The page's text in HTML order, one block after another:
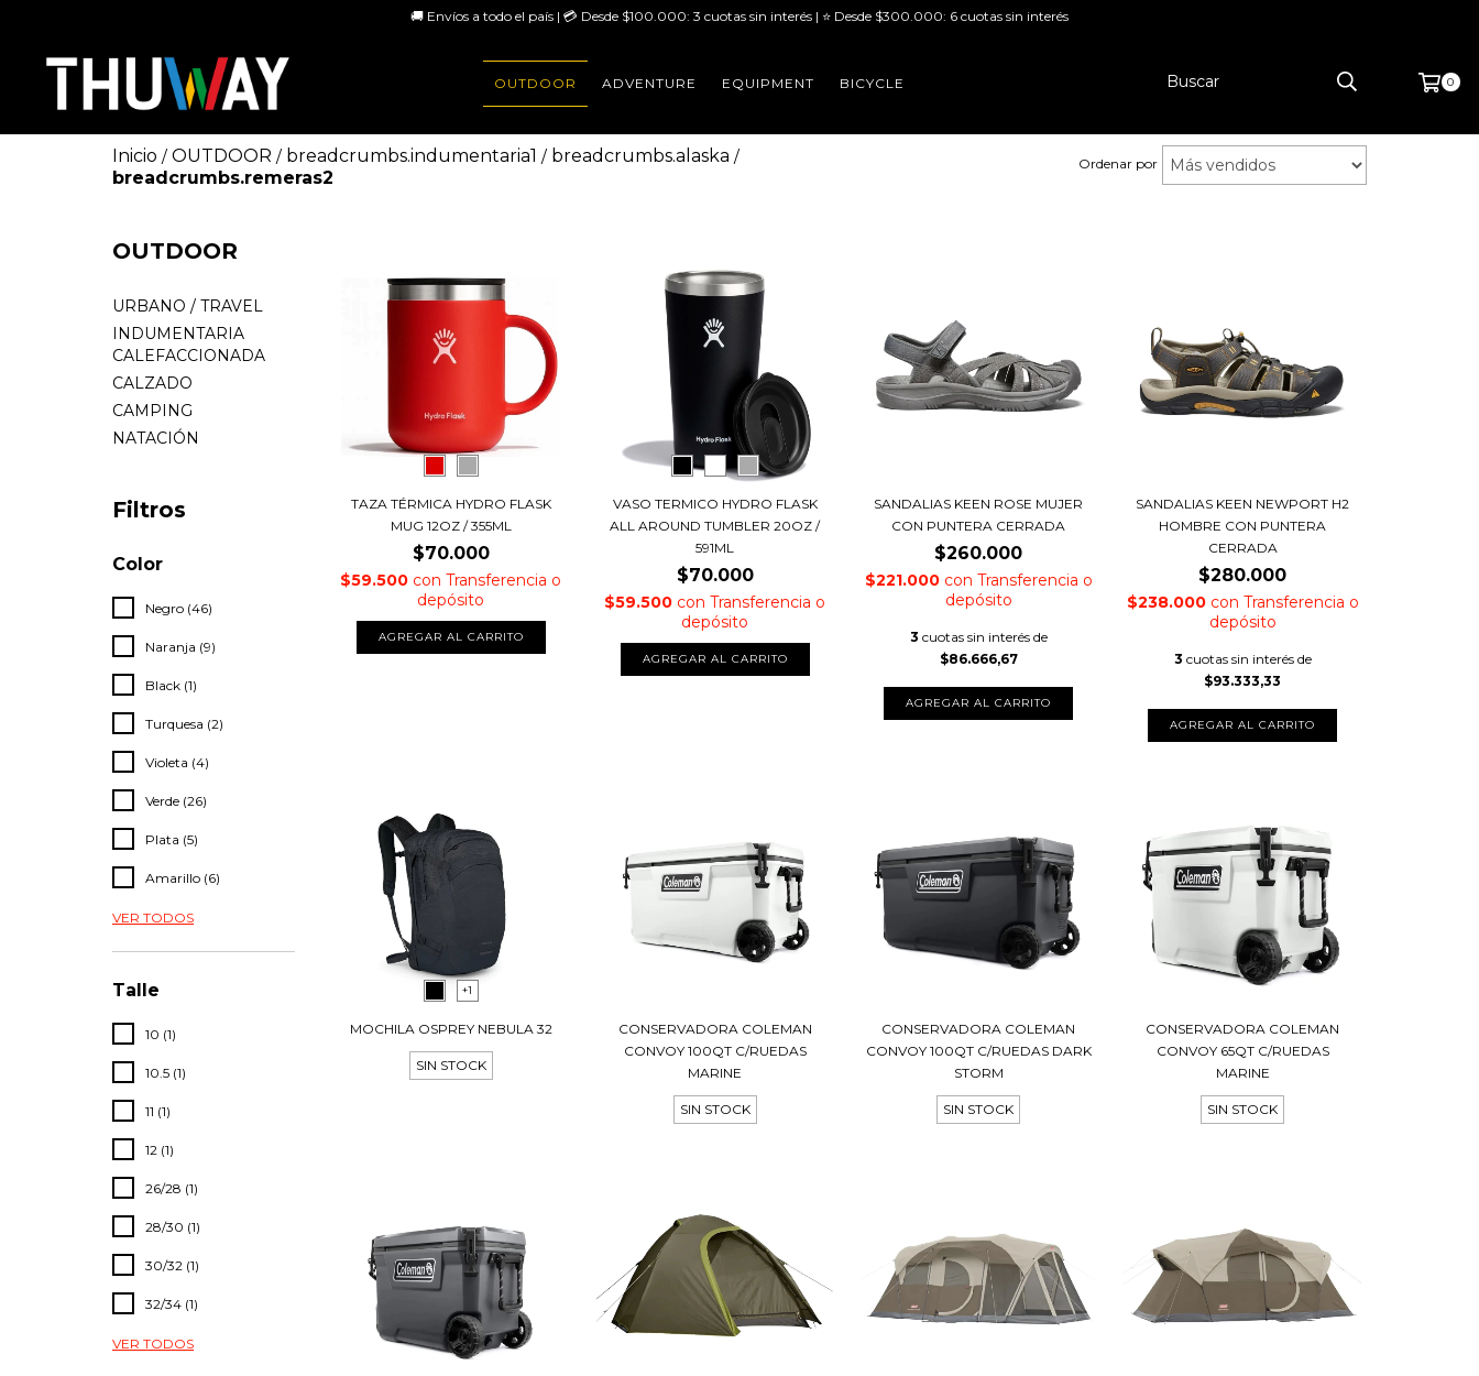
🚚 Envíos a todo el país | 💳 Desde $100.000: 3 cuotas sin interés | ⭐ Desde $300.000: 6 cuotas sin interés
OUTDOOR ADVENTURE EQUIPMENT BICYCLE 0
Inicio / OUTDOOR / breadcrumbs.indumentaria1 / breadcrumbs.alaska /
breadcrumbs.remeras2
Ordenar por
OUTDOOR
URBANO / TRAVEL
INDUMENTARIA
CALEFACCIONADA
CALZADO
CAMPING
NATACIÓN
Filtros
Color
Negro (46)
Naranja (9)
Black (1)
Turquesa (2)
Violeta (4)
Verde (26)
Plata (5)
Amarillo (6)
VER TODOS
Talle
10 (1)
10.5 (1)
11 (1)
12 (1)
26/28 (1)
28/30 (1)
30/32 (1)
32/34 (1)
VER TODOS
TAZA TÉRMICA HYDRO FLASK
MUG 12OZ / 355ML
$70.000
$59.500 con Transferencia o
depósito
AGREGAR AL CARRITO
VASO TERMICO HYDRO FLASK
ALL AROUND TUMBLER 20OZ /
591ML
$70.000
$59.500 con Transferencia o
depósito
AGREGAR AL CARRITO
SANDALIAS KEEN ROSE MUJER
CON PUNTERA CERRADA
$260.000
$221.000 con Transferencia o
depósito
3 cuotas sin interés de
$86.666,67
AGREGAR AL CARRITO
SANDALIAS KEEN NEWPORT H2
HOMBRE CON PUNTERA
CERRADA
$280.000
$238.000 con Transferencia o
depósito
3 cuotas sin interés de
$93.333,33
AGREGAR AL CARRITO
+1
MOCHILA OSPREY NEBULA 32
SIN STOCK
CONSERVADORA COLEMAN
CONVOY 100QT C/RUEDAS
MARINE
SIN STOCK
CONSERVADORA COLEMAN
CONVOY 100QT C/RUEDAS DARK
STORM
SIN STOCK
CONSERVADORA COLEMAN
CONVOY 65QT C/RUEDAS
MARINE
SIN STOCK